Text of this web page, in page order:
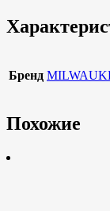
Бренд
Похожие